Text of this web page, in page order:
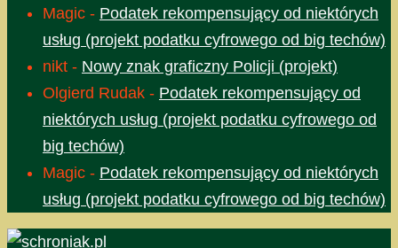
Magic - Podatek rekompensujący od niektórych
usług (projekt podatku cyfrowego od big techów)
nikt - Nowy znak graficzny Policji (projekt)
Olgierd Rudak - Podatek rekompensujący od
niektórych usług (projekt podatku cyfrowego od
big techów)
Magic - Podatek rekompensujący od niektórych
usług (projekt podatku cyfrowego od big techów)